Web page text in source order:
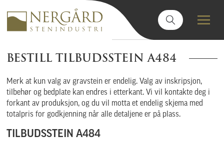
BESTILL TILBUDSSTEIN A484
Merk at kun valg av gravstein er endelig. Valg av inskripsjon,
tilbehør og bedplate kan endres i etterkant. Vi vil kontakte deg i
forkant av produksjon, og du vil motta et endelig skjema med
totalpris for godkjenning når alle detaljene er på plass.
TILBUDSSTEIN A484